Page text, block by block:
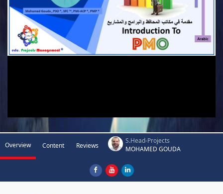
Overview Content Reviews
S.Head-Projects
MOHAMED GOUDA